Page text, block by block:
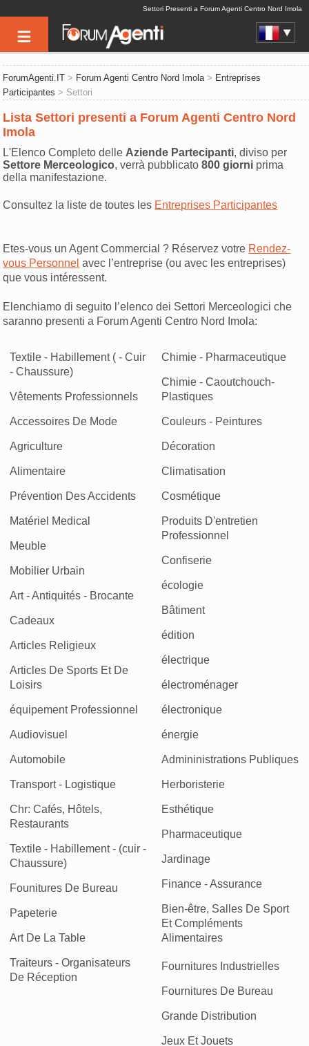
Settori Presenti a Forum Agenti Centro Nord Imola
ForumAgenti.IT > Forum Agenti Centro Nord Imola> Entreprises
Participantes > Settori
Lista Settori presenti a Forum Agenti Centro Nord
Imola
L'Elenco Completo delle Aziende Partecipanti, diviso per
Settore Merceologico, verrà pubblicato800 giorni prima
della manifestazione.
Consultez la liste de toutes les Entreprises Participantes
Etes-vous un Agent Commercial ? Réservez votre Rendez-
vous Personnel avec l’entreprise (ou avec les entreprises)
que vous intéressent.
Elenchiamo di seguito l’elenco dei Settori Merceologici che
saranno presenti a Forum Agenti Centro Nord Imola:
Textile - Habillement ( - Cuir
- Chaussure)
Vêtements Professionnels
Accessoires De Mode
Agriculture
Alimentaire
Prévention Des Accidents
Matériel Medical
Meuble
Mobilier Urbain
Art - Antiquités - Brocante
Cadeaux
Articles Religieux
Articles De Sports Et De
Loisirs
équipement Professionnel
Audiovisuel
Automobile
Transport - Logistique
Chr: Cafés, Hôtels,
Restaurants
Textile - Habillement - (cuir -
Chaussure)
Founitures De Bureau
Papeterie
Art De La Table
Traiteurs - Organisateurs
De Réception
Chimie - Pharmaceutique
Chimie - Caoutchouch-
Plastiques
Couleurs - Peintures
Décoration
Climatisation
Cosmétique
Produits D'entretien
Professionnel
Confiserie
écologie
Bâtiment
édition
électrique
électroménager
électronique
énergie
Admininistrations Publiques
Herboristerie
Esthétique
Pharmaceutique
Jardinage
Finance - Assurance
Bien-être, Salles De Sport
Et Compléments
Alimentaires
Fournitures Industrielles
Fournitures De Bureau
Grande Distribution
Jeux Et Jouets